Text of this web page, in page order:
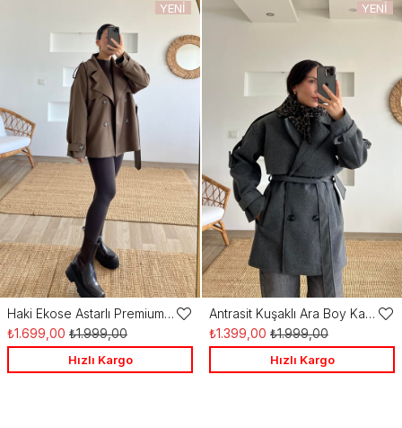
YENI
Haki Ekose Astarlı Premium Trençkot
Favorilere
Ekle
₺1.699,00 ₺1.999,00
Hızlı Kargo
YENI
ÜRÜN
Antrasit Kuşaklı Ara Boy Kaşe Kaban
Ekle
₺1.399,00 ₺1.999,00
Hızlı Kargo